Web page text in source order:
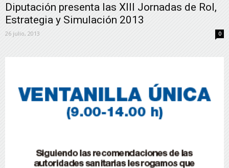
Diputación presenta las XIII Jornadas de Rol,
Estrategia y Simulación 2013
26 julio, 2013 0